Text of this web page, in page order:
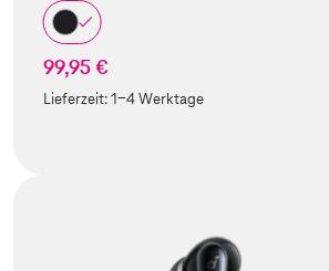
99,95 €
Lieferzeit:1-4 Werktage